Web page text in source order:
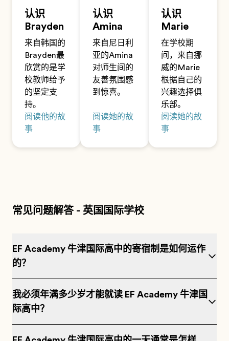
认识
Brayden
来自韩国的
Brayden最
欣赏的是学
校教师给予
的坚定支
持。
阅读他的故
事
认识
Amina
来自尼日利
亚的Amina
对师生间的
友善氛围感
到惊喜。
阅读她的故
事
认识
Marie
在学校期
间，来自挪
威的Marie
根据自己的
兴趣选择俱
乐部。
阅读她的故
事
常见问题解答 - 英国国际学校
EF Academy 牛津国际高中的寄宿制是如何运作
的？
我必须年满多少岁才能就读 EF Academy 牛津国
际高中？